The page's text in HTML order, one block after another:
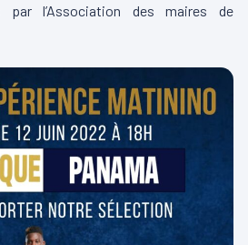
par l’Association des maires de